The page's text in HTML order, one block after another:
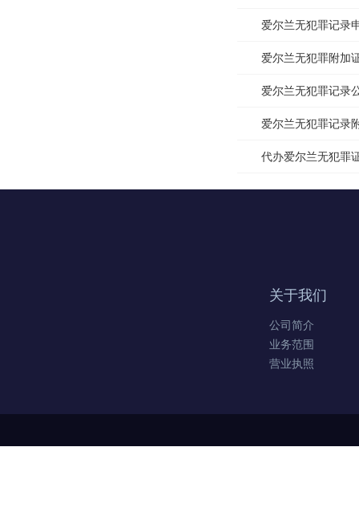
爱尔兰无犯罪记录
爱尔兰无犯罪附加
爱尔兰无犯罪记录
爱尔兰无犯罪记录
代办爱尔兰无犯罪
关于我们
公司简介
业务范围
营业执照